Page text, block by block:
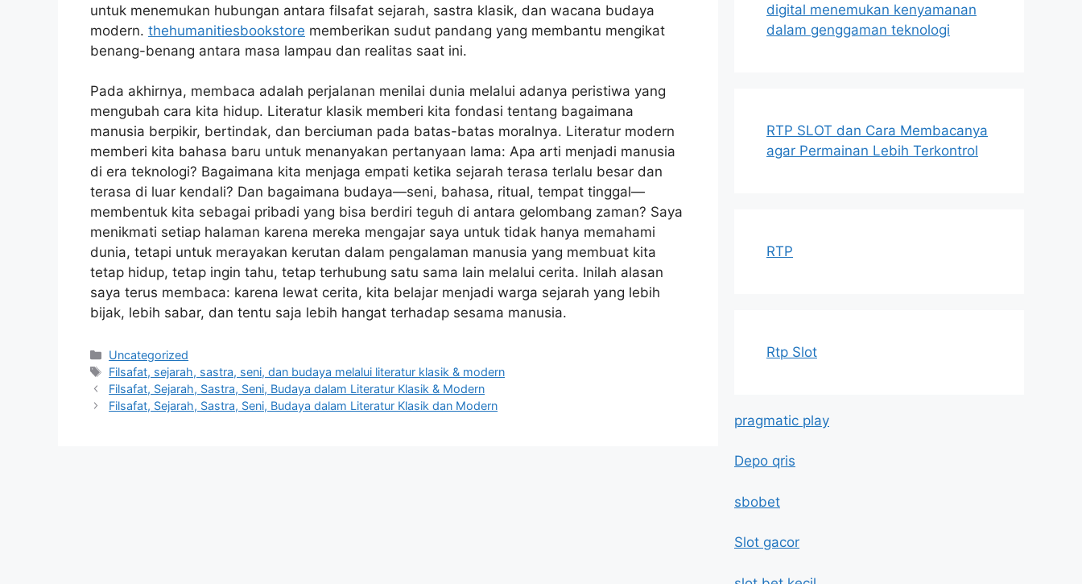
untuk menemukan hubungan antara filsafat sejarah, sastra klasik, dan wacana budaya
modern. thehumanitiesbookstore memberikan sudut pandang yang membantu mengikat
benang-benang antara masa lampau dan realitas saat ini.
Pada akhirnya, membaca adalah perjalanan menilai dunia melalui adanya peristiwa yang
mengubah cara kita hidup. Literatur klasik memberi kita fondasi tentang bagaimana
manusia berpikir, bertindak, dan berciuman pada batas-batas moralnya. Literatur modern
memberi kita bahasa baru untuk menanyakan pertanyaan lama: Apa arti menjadi manusia
di era teknologi? Bagaimana kita menjaga empati ketika sejarah terasa terlalu besar dan
terasa di luar kendali? Dan bagaimana budaya—seni, bahasa, ritual, tempat tinggal—
membentuk kita sebagai pribadi yang bisa berdiri teguh di antara gelombang zaman? Saya
menikmati setiap halaman karena mereka mengajar saya untuk tidak hanya memahami
dunia, tetapi untuk merayakan kerutan dalam pengalaman manusia yang membuat kita
tetap hidup, tetap ingin tahu, tetap terhubung satu sama lain melalui cerita. Inilah alasan
saya terus membaca: karena lewat cerita, kita belajar menjadi warga sejarah yang lebih
bijak, lebih sabar, dan tentu saja lebih hangat terhadap sesama manusia.
Categories
Uncategorized
Tags
Filsafat, sejarah, sastra, seni, dan budaya melalui literatur klasik & modern
Filsafat, Sejarah, Sastra, Seni, Budaya dalam Literatur Klasik & Modern
Filsafat, Sejarah, Sastra, Seni, Budaya dalam Literatur Klasik dan Modern
digital menemukan kenyamanan
dalam genggaman teknologi
RTP SLOT dan Cara Membacanya
agar Permainan Lebih Terkontrol
RTP
Rtp Slot
pragmatic play
Depo qris
sbobet
Slot gacor